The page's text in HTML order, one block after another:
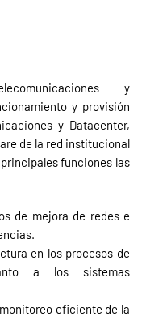
y
y provisión
y Datacenter,
de la red institucional
funciones las
de mejora de redes e
en los procesos de
a los sistemas
eficiente de la